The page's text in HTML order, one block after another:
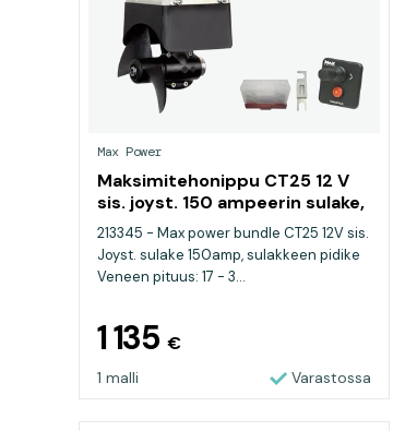
Max Power
Maksimitehonippu CT25 12 V
sis. joyst. 150 ampeerin sulake,
sulakkeenpidin
213345 - Max power bundle CT25 12V sis.
Joyst. sulake 150amp, sulakkeen pidike
Veneen pituus: 17 - 3...
1 135 €
1 malli Varastossa